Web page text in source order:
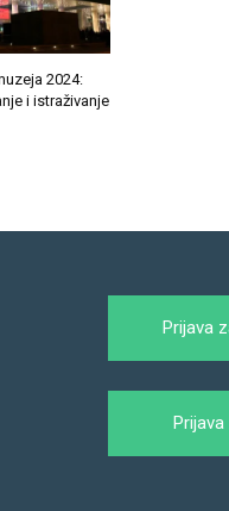
2024:
i istraživanje
Prijava